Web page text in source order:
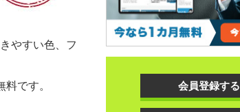
やすい色、フ
です。
会員登録する